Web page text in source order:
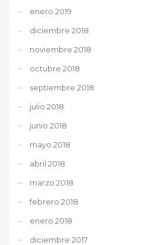
enero 2019
diciembre 2018
noviembre 2018
octubre 2018
septiembre 2018
julio 2018
junio 2018
mayo 2018
abril 2018
marzo 2018
febrero 2018
enero 2018
diciembre 2017